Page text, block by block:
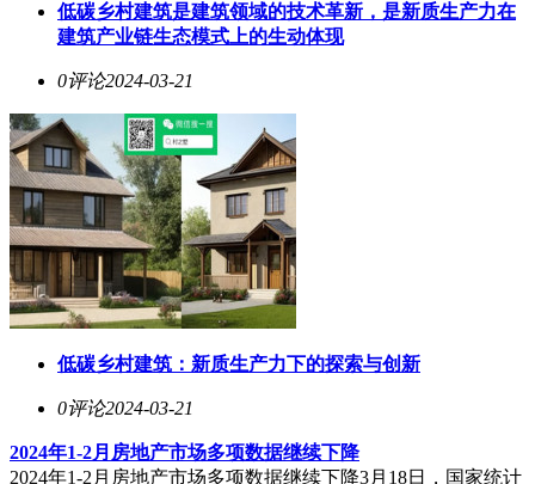
低碳乡村建筑是建筑领域的技术革新，是新质生产力在
建筑产业链生态模式上的生动体现
0评论2024-03-21
低碳乡村建筑：新质生产力下的探索与创新
0评论2024-03-21
2024年1-2月房地产市场多项数据继续下降
2024年1-2月房地产市场多项数据继续下降3月18日，国家统计